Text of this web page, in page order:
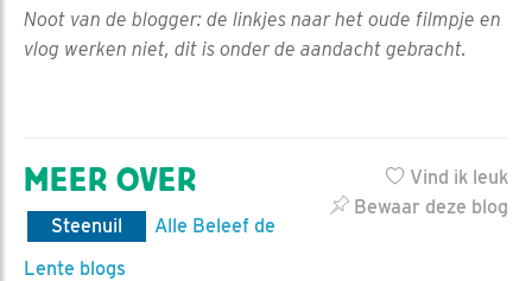
Noot van de blogger: de linkjes naar het oude filmpje en
vlog werken niet, dit is onder de aandacht gebracht.
Vind ik leuk
Bewaar deze blog
MEER OVER
Steenuil
Alle Beleef de
Lente blogs